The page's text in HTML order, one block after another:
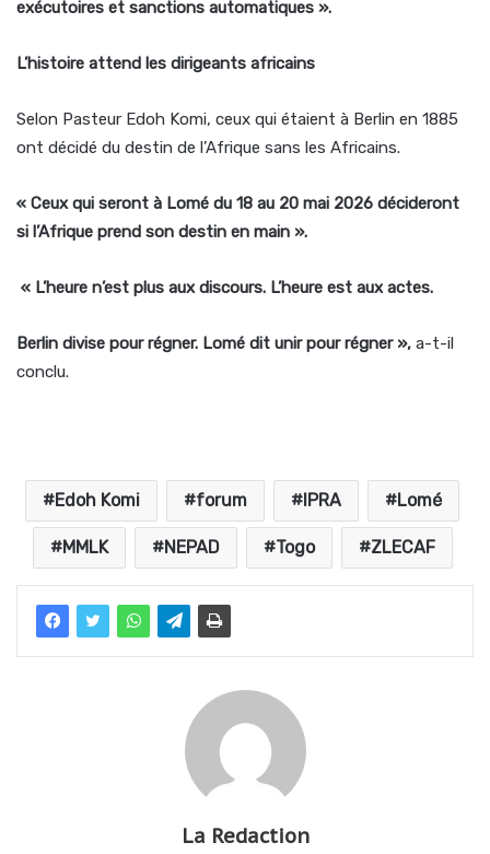
exécutoires et sanctions automatiques ».
L’histoire attend les dirigeants africains
Selon Pasteur Edoh Komi, ceux qui étaient à Berlin en 1885
ont décidé du destin de l’Afrique sans les Africains.
« Ceux qui seront à Lomé du 18 au 20 mai 2026 décideront
si l’Afrique prend son destin en main ».
« L’heure n’est plus aux discours. L’heure est aux actes.
Berlin divise pour régner. Lomé dit unir pour régner », a-t-il
conclu.
Edoh Komi forum IPRA Lomé
MMLK NEPAD Togo ZLECAF
La Redaction